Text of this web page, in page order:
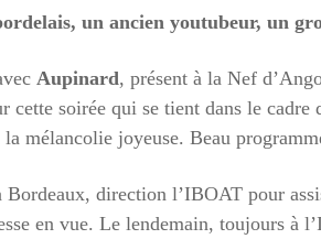
un ancien youtubeur, un
Aupinard, présent à la Nef
cette soirée qui se tient dans le cadre
mélancolie joyeuse. Beau
Bordeaux, direction l’IBOAT pour
en vue. Le lendemain, toujours à